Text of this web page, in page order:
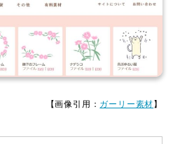
【画像引用： ガーリー素材 】